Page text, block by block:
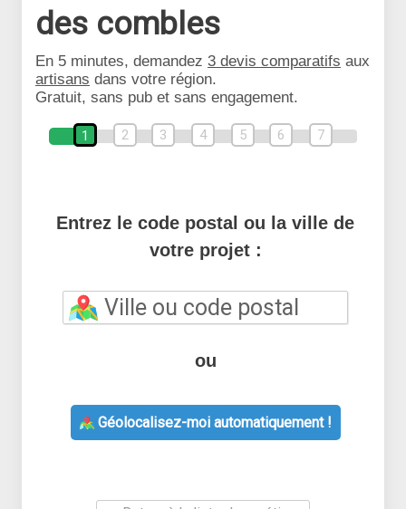
des combles
En 5 minutes, demandez 3 devis comparatifs aux
artisans dans votre région.
Gratuit, sans pub et sans engagement.
1 2 3 4 5 6 7
Entrez le code postal ou la ville de
votre projet :
ou
Géolocalisez-moi automatiquement !